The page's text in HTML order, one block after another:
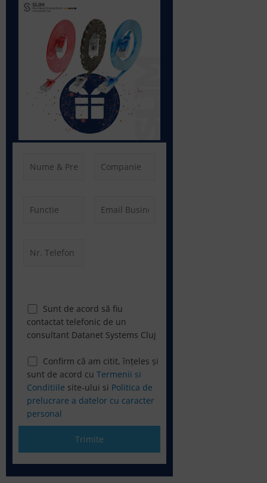
Sunt de acord să fiu
contactat telefonic de un
consultant Datanet Systems Cluj
Confirm că am citit, înțeles și
sunt de acord cu Termenii si
Conditiile site-ului si Politica de
prelucrare a datelor cu caracter
personal